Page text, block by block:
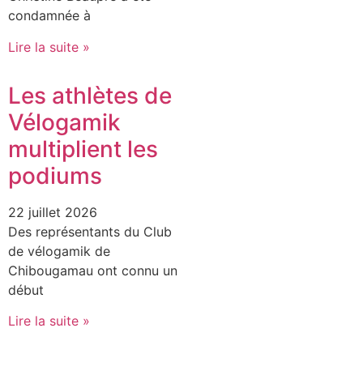
condamnée à
Lire la suite »
Les athlètes de
Vélogamik
multiplient les
podiums
22 juillet 2026
Des représentants du Club
de vélogamik de
Chibougamau ont connu un
début
Lire la suite »